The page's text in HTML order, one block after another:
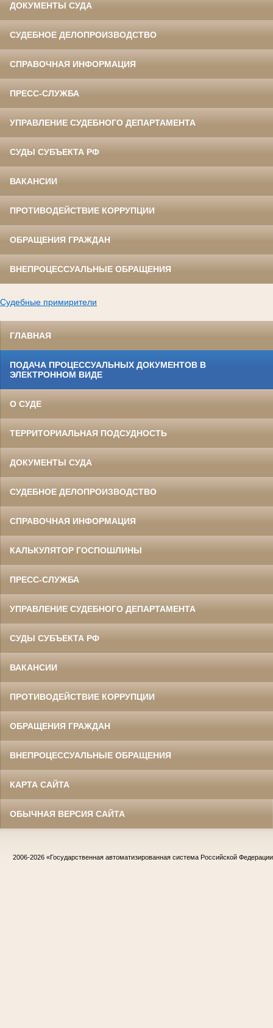
ДОКУМЕНТЫ СУДА
СУДЕБНОЕ ДЕЛОПРОИЗВОДСТВО
СПРАВОЧНАЯ ИНФОРМАЦИЯ
ПРЕСС-СЛУЖБА
УПРАВЛЕНИЕ СУДЕБНОГО ДЕПАРТАМЕНТА
СУДЫ СУБЪЕКТА РФ
ВАКАНСИИ
ПРОТИВОДЕЙСТВИЕ КОРРУПЦИИ
ОБРАЩЕНИЯ ГРАЖДАН
ВНЕПРОЦЕССУАЛЬНЫЕ ОБРАЩЕНИЯ
Судебные примирители
ГЛАВНАЯ
ПОДАЧА ПРОЦЕССУАЛЬНЫХ ДОКУМЕНТОВ В
ЭЛЕКТРОННОМ ВИДЕ
О СУДЕ
ТЕРРИТОРИАЛЬНАЯ ПОДСУДНОСТЬ
ДОКУМЕНТЫ СУДА
СУДЕБНОЕ ДЕЛОПРОИЗВОДСТВО
СПРАВОЧНАЯ ИНФОРМАЦИЯ
КАЛЬКУЛЯТОР ГОСПОШЛИНЫ
ПРЕСС-СЛУЖБА
УПРАВЛЕНИЕ СУДЕБНОГО ДЕПАРТАМЕНТА
СУДЫ СУБЪЕКТА РФ
ВАКАНСИИ
ПРОТИВОДЕЙСТВИЕ КОРРУПЦИИ
ОБРАЩЕНИЯ ГРАЖДАН
ВНЕПРОЦЕССУАЛЬНЫЕ ОБРАЩЕНИЯ
КАРТА САЙТА
ОБЫЧНАЯ ВЕРСИЯ САЙТА
2006-2026 «Государственная автоматизированная система Российской